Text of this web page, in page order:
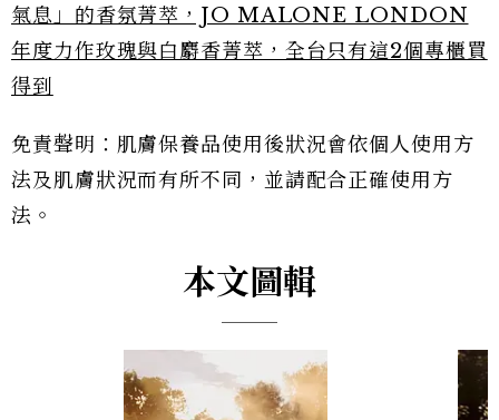
氣息」的香氛菁萃，JO MALONE LONDON
年度力作玫瑰與白麝香菁萃，全台只有這2個專櫃買
得到
免責聲明：肌膚保養品使用後狀況會依個人使用方
法及肌膚狀況而有所不同，並請配合正確使用方
法。
本文圖輯